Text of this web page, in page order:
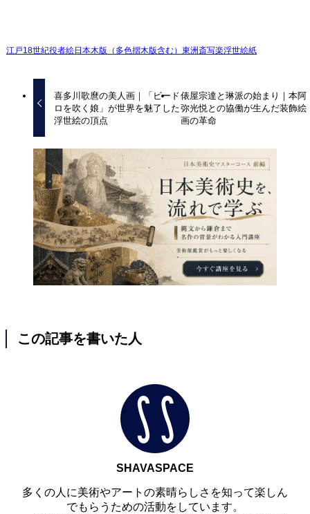
江戸18世紀役者絵日本木版（多色摺木版含む） 東洲斎写楽浮世絵紙
喜多川歌麿の美人画｜「ビード
ロを吹く娘」が世界を魅了した
浮世絵の頂点
俵屋宗達と琳派の始まり｜本阿
弥光悦との協働が生んだ装飾絵
画の革命
この記事を書いた人
SHAVASPACE
多くの人に美術やアートの素​​晴らしさを知って楽しん
でもらうための活動をしています。